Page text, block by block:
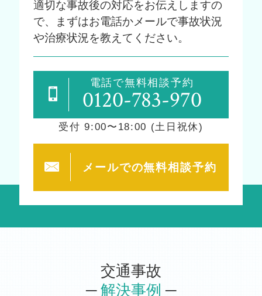
適切な事故後の対応をお伝えしますの
で、
まずはお電話かメールで事故状況
や治療状況を教えてください。
電話で無料相談予約
0120-783-970
受付 9:00〜18:00 (土日祝休)
メールでの無料相談予約
交通事故
─ 解決事例 ─